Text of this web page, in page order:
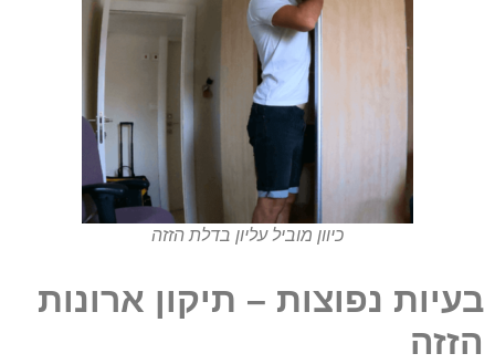
כיוון מוביל עליון בדלת הזזה
בעיות נפוצות – תיקון ארונות
הזזה